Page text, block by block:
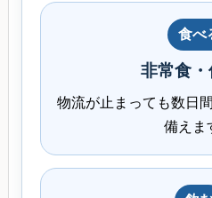
食べ
非常食
物流が止まっても数日
備えま